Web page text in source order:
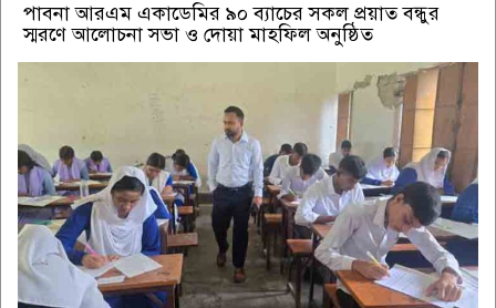
পাবনা আরএম একাডেমির ৯০ ব্যাচের সকল প্রয়াত বন্ধুর
স্মরণে আলোচনা সভা ও দোয়া মাহফিল অনুষ্ঠিত